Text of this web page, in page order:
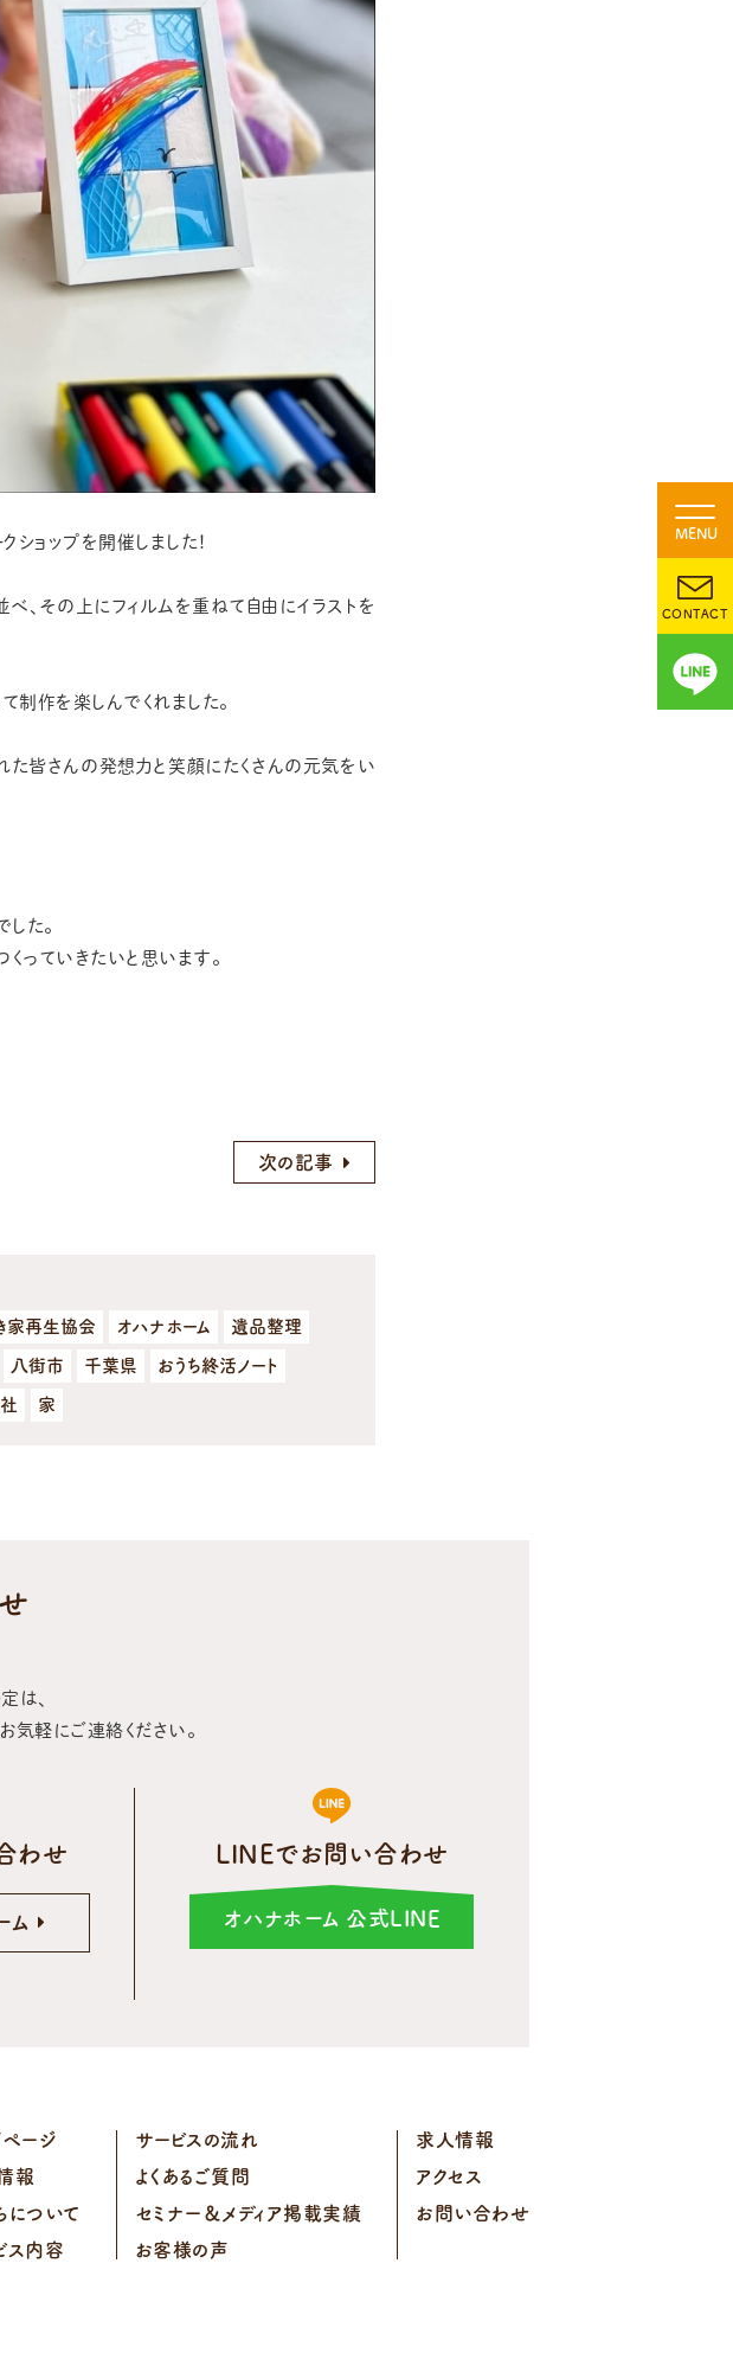
MENU
CONTACT
ショップを開催しました！
、その上にフィルムを重ねて自由にイラストを
作を楽しんでくれました。
た皆さんの発想力と笑顔にたくさんの元気をい
た。
っていきたいと思います。
次の記事
家再生協会 オハナホーム 遺品整理
八街市 千葉県 おうち終活ノート
家
は、
お気軽にご連絡ください。
わせ
ム
LINEでお問い合わせ
オハナホーム 公式LINE
ページ
報
について
ス内容
サービスの流れ
よくあるご質問
セミナー＆メディア掲載実績
お客様の声
求人情報
アクセス
お問い合わせ